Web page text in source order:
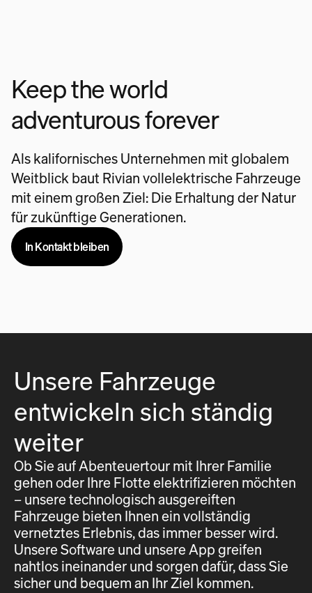
Keep the world
adventurous forever
Als kalifornisches Unternehmen mit globalem
Weitblick baut Rivian vollelektrische Fahrzeuge
mit einem großen Ziel: Die Erhaltung der Natur
für zukünftige Generationen.
In Kontakt bleiben
Unsere Fahrzeuge
entwickeln sich ständig
weiter
Ob Sie auf Abenteuertour mit Ihrer Familie
gehen oder Ihre Flotte elektrifizieren möchten
– unsere technologisch ausgereiften
Fahrzeuge bieten Ihnen ein vollständig
vernetztes Erlebnis, das immer besser wird.
Unsere Software und unsere App greifen
nahtlos ineinander und sorgen dafür, dass Sie
sicher und bequem an Ihr Ziel kommen.